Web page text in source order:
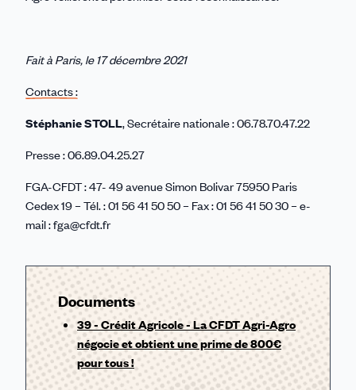
Fait à Paris, le 17 décembre 2021
Contacts :
Stéphanie STOLL, Secrétaire nationale : 06.78.70.47.22
Presse : 06.89.04.25.27
FGA-CFDT : 47- 49 avenue Simon Bolivar 75950 Paris
Cedex 19 – Tél. : 01 56 41 50 50 – Fax : 01 56 41 50 30 – e-
mail : fga@cfdt.fr
Documents
39 - Crédit Agricole - La CFDT Agri-Agro
négocie et obtient une prime de 800€
pour tous !